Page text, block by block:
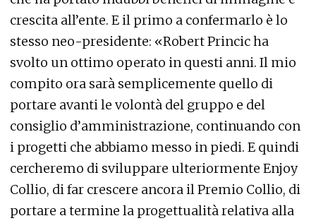
crescita all’ente. E il primo a confermarlo è lo
stesso neo-presidente: «Robert Princic ha
svolto un ottimo operato in questi anni. Il mio
compito ora sarà semplicemente quello di
portare avanti le volontà del gruppo e del
consiglio d’amministrazione, continuando con
i progetti che abbiamo messo in piedi. E quindi
cercheremo di sviluppare ulteriormente Enjoy
Collio, di far crescere ancora il Premio Collio, di
portare a termine la progettualità relativa alla